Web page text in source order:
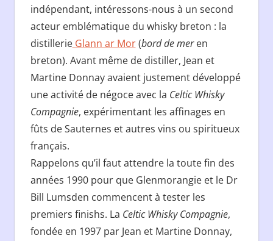
indépendant, intéressons-nous à un second
acteur emblématique du whisky breton : la
distillerieGlann ar Mor(bord de meren
breton). Avant même de distiller, Jean et
Martine Donnay avaient justement développé
une activité de négoce avec la Celtic Whisky
Compagnie, expérimentant les affinages en
fûts de Sauternes et autres vins ou spiritueux
français.
Rappelons qu’il faut attendre la toute fin des
années 1990 pour que Glenmorangie et le Dr
Bill Lumsden commencent à tester les
premiers finishs. La Celtic Whisky Compagnie,
fondée en 1997 par Jean et Martine Donnay,